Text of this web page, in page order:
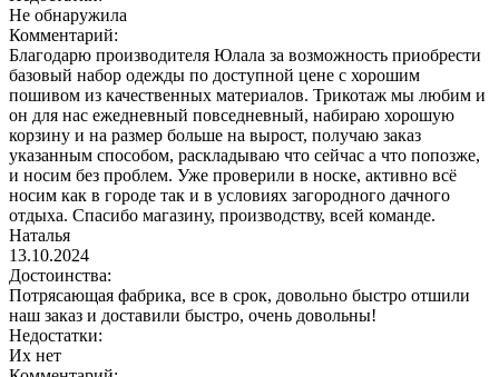
Не обнаружила
Комментарий:
Благодарю производителя Юлала за возможность приобрести
базовый набор одежды по доступной цене с хорошим
пошивом из качественных материалов. Трикотаж мы любим и
он для нас ежедневный повседневный, набираю хорошую
корзину и на размер больше на вырост, получаю заказ
указанным способом, раскладываю что сейчас а что попозже,
и носим без проблем. Уже проверили в носке, активно всё
носим как в городе так и в условиях загородного дачного
отдыха. Спасибо магазину, производству, всей команде.
Наталья
13.10.2024
Достоинства:
Потрясающая фабрика, все в срок, довольно быстро отшили
наш заказ и доставили быстро, очень довольны!
Недостатки:
Их нет